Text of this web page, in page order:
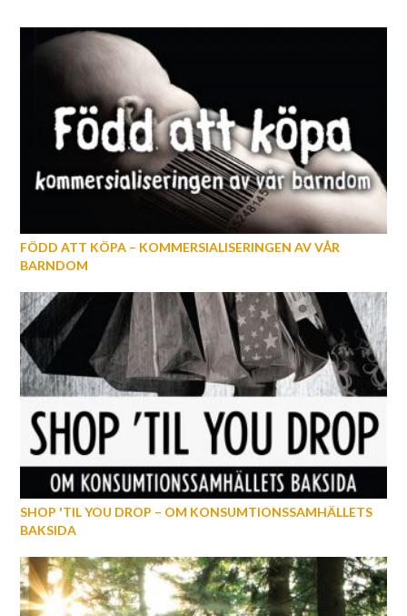
FÖDD ATT KÖPA – KOMMERSIALISERINGEN AV VÅR
BARNDOM
SHOP 'TIL YOU DROP – OM KONSUMTIONSSAMHÄLLETS
BAKSIDA